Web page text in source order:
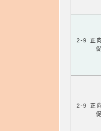
2-9 正
2-9 正